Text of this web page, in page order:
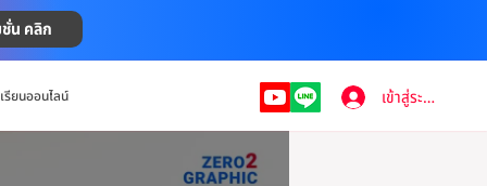
น คลิก
รียนออนไลน์ เข้าสู่ระบบ